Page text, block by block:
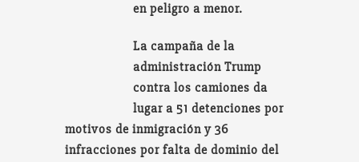
en peligro a menor.
La campaña de la
administración Trump
contra los camiones da
lugar a 51 detenciones por
motivos de inmigración y 36
infracciones por falta de dominio del